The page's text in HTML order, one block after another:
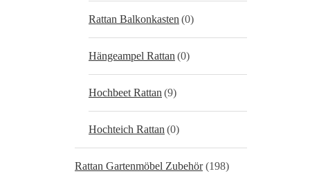
Rattan Balkonkasten (0)
Hängeampel Rattan (0)
Hochbeet Rattan (9)
Hochteich Rattan (0)
Rattan Gartenmöbel Zubehör (198)